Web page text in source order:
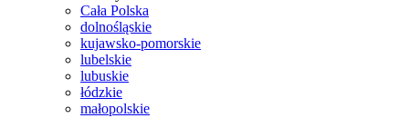
Cała Polska
dolnośląskie
kujawsko-pomorskie
lubelskie
lubuskie
łódzkie
małopolskie